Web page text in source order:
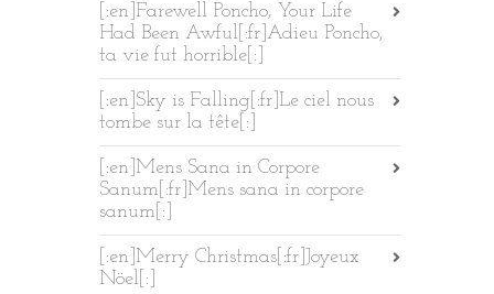
[:en]Farewell Poncho, Your Life
Had Been Awful[:fr]Adieu Poncho,
ta vie fut horrible[:]
[:en]Sky is Falling[:fr]Le ciel nous
tombe sur la tête[:]
[:en]Mens Sana in Corpore
Sanum[:fr]Mens sana in corpore
sanum[:]
[:en]Merry Christmas[:fr]Joyeux
Nöel[:]